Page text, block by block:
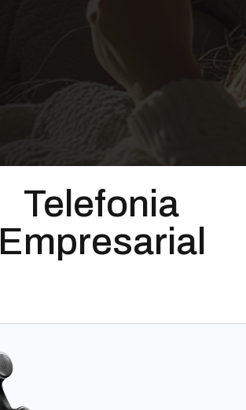
Telefonia
Empresarial